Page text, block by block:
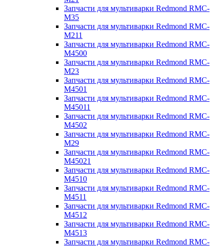
Запчасти для мультиварки Redmond RMC-
M35
Запчасти для мультиварки Redmond RMC-
M211
Запчасти для мультиварки Redmond RMC-
M4500
Запчасти для мультиварки Redmond RMC-
M23
Запчасти для мультиварки Redmond RMC-
M4501
Запчасти для мультиварки Redmond RMC-
M45011
Запчасти для мультиварки Redmond RMC-
M4502
Запчасти для мультиварки Redmond RMC-
M29
Запчасти для мультиварки Redmond RMC-
M45021
Запчасти для мультиварки Redmond RMC-
M4510
Запчасти для мультиварки Redmond RMC-
M4511
Запчасти для мультиварки Redmond RMC-
M4512
Запчасти для мультиварки Redmond RMC-
M4513
Запчасти для мультиварки Redmond RMC-